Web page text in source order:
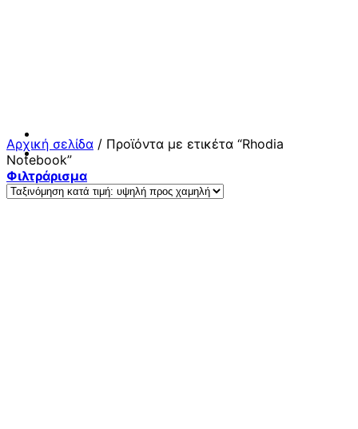
Αρχική σελίδα / Προϊόντα με ετικέτα “Rhodia
Notebook”
Φιλτράρισμα